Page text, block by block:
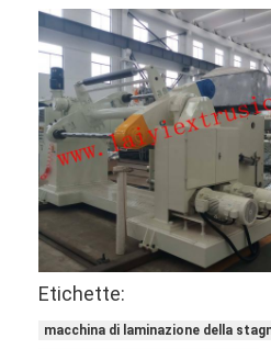
Etichette:
macchina di laminazione della